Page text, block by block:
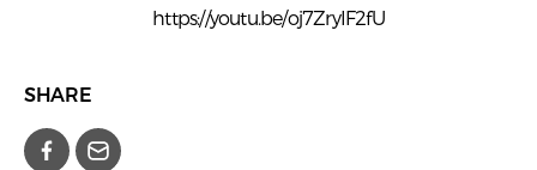
https://youtu.be/oj7ZryIF2fU
SHARE